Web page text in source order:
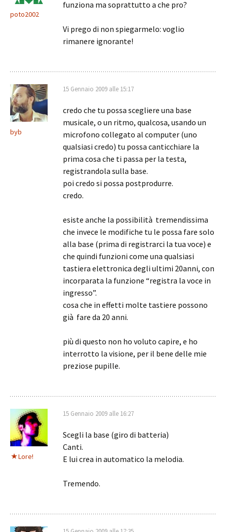
poto2002
funziona ma soprattutto a che pro?
Vi prego di non spiegarmelo: voglio
rimanere ignorante!
byb
15 Gennaio 2009 alle 15:17
credo che tu possa scegliere una base
musicale, o un ritmo, qualcosa, usando un
microfono collegato al computer (uno
qualsiasi credo) tu possa canticchiare la
prima cosa che ti passa per la testa,
registrandola sulla base.
poi credo si possa postprodurre.
credo.
esiste anche la possibilità tremendissima
che invece le modifiche tu le possa fare solo
alla base (prima di registrarci la tua voce) e
che quindi funzioni come una qualsiasi
tastiera elettronica degli ultimi 20anni, con
incorparata la funzione “registra la voce in
ingresso”.
cosa che in effetti molte tastiere possono
già fare da 20 anni.
più di questo non ho voluto capire, e ho
interrotto la visione, per il bene delle mie
preziose pupille.
Lore!
15 Gennaio 2009 alle 16:27
Scegli la base (giro di batteria)
Canti.
E lui crea in automatico la melodia.
Tremendo.